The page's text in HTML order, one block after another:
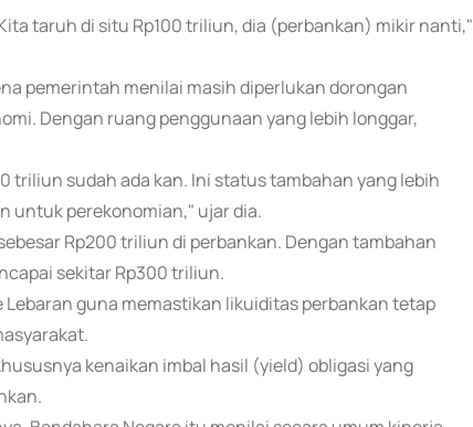
taruh di situ Rp100 triliun, dia (perbankan) mikir nanti,"
pemerintah menilai masih diperlukan dorongan
Dengan ruang penggunaan yang lebih longgar,
triliun sudah ada kan. Ini status tambahan yang lebih
untuk perekonomian," ujar dia.
Rp200 triliun di perbankan. Dengan tambahan
sekitar Rp300 triliun.
guna memastikan likuiditas perbankan tetap
kenaikan imbal hasil (yield) obligasi yang